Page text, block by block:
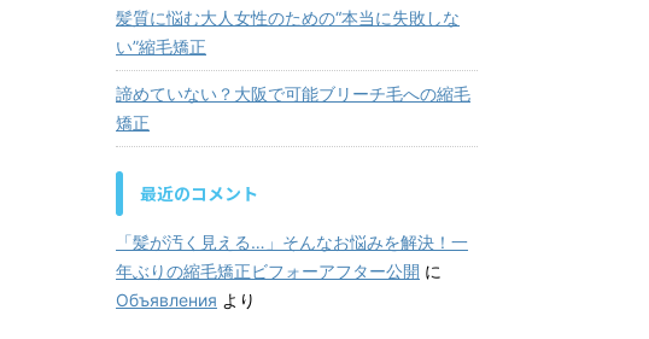
髪質に悩む大人女性のための“本当に失敗しな
い”縮毛矯正
諦めていない？大阪で可能ブリーチ毛への縮毛
矯正
最近のコメント
「髪が汚く見える…」そんなお悩みを解決！一
年ぶりの縮毛矯正ビフォーアフター公開 に
Объявления より